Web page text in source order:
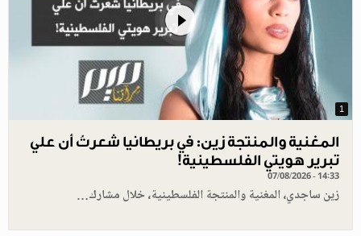
1
المغنية والمنتجة زين: في بريطانيا شعرتُ أن علي
تبرير هويتي الفلسطينية!
07/08/2026 - 14:33
زين ساجدي، المغنية والمنتجة الفلسطينية، خلال مشارك…